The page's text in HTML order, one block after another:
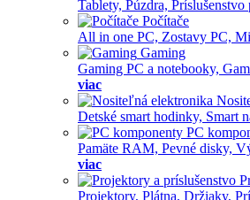
Tablety, Púzdra, Príslušenstvo
Počítače
All in one PC, Zostavy PC,
Gaming
Gaming PC a notebooky,
viac
Detské smart hodinky, Smart
PC
Pamäte RAM, Pevné disky,
viac
Projektory, Plátna, Držiaky,